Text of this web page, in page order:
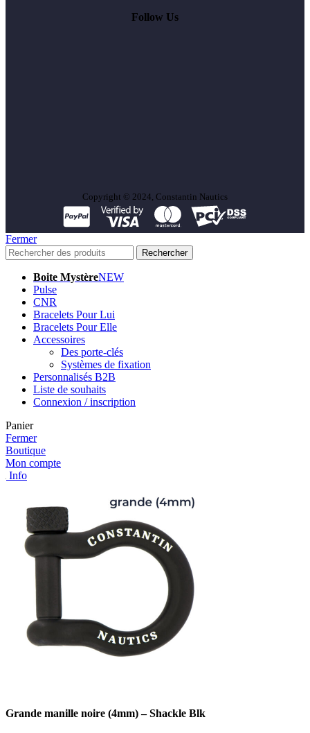
Follow Us
Copyright © 2024, Constantin Nautics
Fermer
Rechercher
Boite MystèreNEW
Pulse
CNR
Bracelets Pour Lui
Bracelets Pour Elle
Accessoires
Des porte-clés
Systèmes de fixation
Personnalisés B2B
Liste de souhaits
Connexion / inscription
Panier
Fermer
Boutique
Mon compte
Info
Grande manille noire (4mm) – Shackle Blk